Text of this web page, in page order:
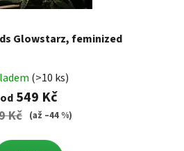
Glowstarz, feminized
(>10 ks)
od549 Kč
Kč (až –44 %)